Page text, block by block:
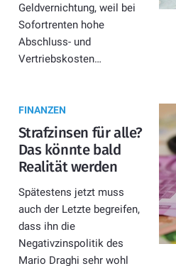
Geldvernichtung, weil bei
Sofortrenten hohe
Abschluss- und
Vertriebskosten…
FINANZEN
Strafzinsen für alle?
Das könnte bald
Realität werden
Spätestens jetzt muss
auch der Letzte begreifen,
dass ihn die
Negativzinspolitik des
Mario Draghi sehr wohl